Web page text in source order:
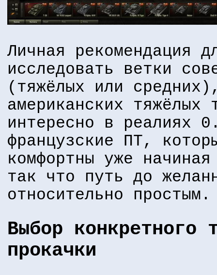
Личная рекомендация
исследовать ветки
(тяжёлых или
американских тяжёлых
интересно в реалиях
французские ПТ,
комфортны уже
так что путь до
относительно простым.
Выбор конкретного
прокачки